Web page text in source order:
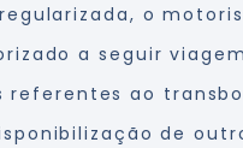
o
a seguir
referentes ao
de